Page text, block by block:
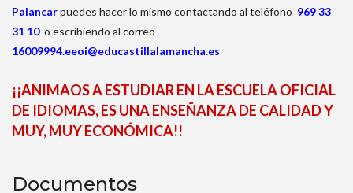
Palancarpuedes hacer lo mismo contactando al teléfono 969 33
31 10o escribiendo al correo
16009994.eeoi@educastillalamancha.es
¡¡ANIMAOS A ESTUDIAR EN LA ESCUELA OFICIAL
DE IDIOMAS, ES UNA ENSEÑANZA DE CALIDAD Y
MUY, MUY ECONÓMICA!!
Documentos